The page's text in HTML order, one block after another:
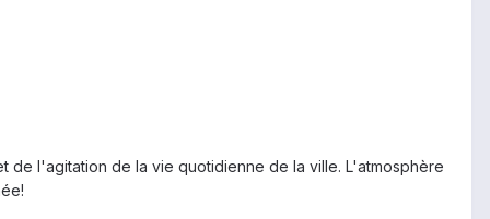
l'agitation de la vie quotidienne de la ville. L'atmosphère